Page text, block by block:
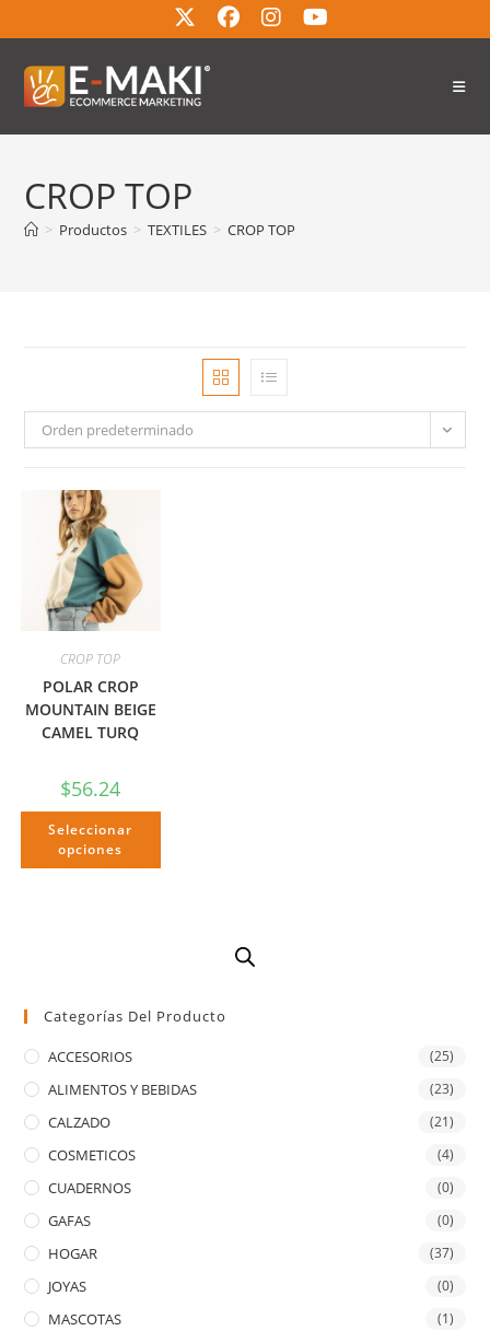
CROP TOP
> Productos > TEXTILES > CROP TOP
Orden predeterminado
CROP TOP
POLAR CROP
MOUNTAIN BEIGE
CAMEL TURQ
$56.24
Seleccionar
opciones
Categorías Del Producto
ACCESORIOS (25)
ALIMENTOS Y BEBIDAS (23)
CALZADO (21)
COSMETICOS (4)
CUADERNOS (0)
GAFAS (0)
HOGAR (37)
JOYAS (0)
MASCOTAS (1)